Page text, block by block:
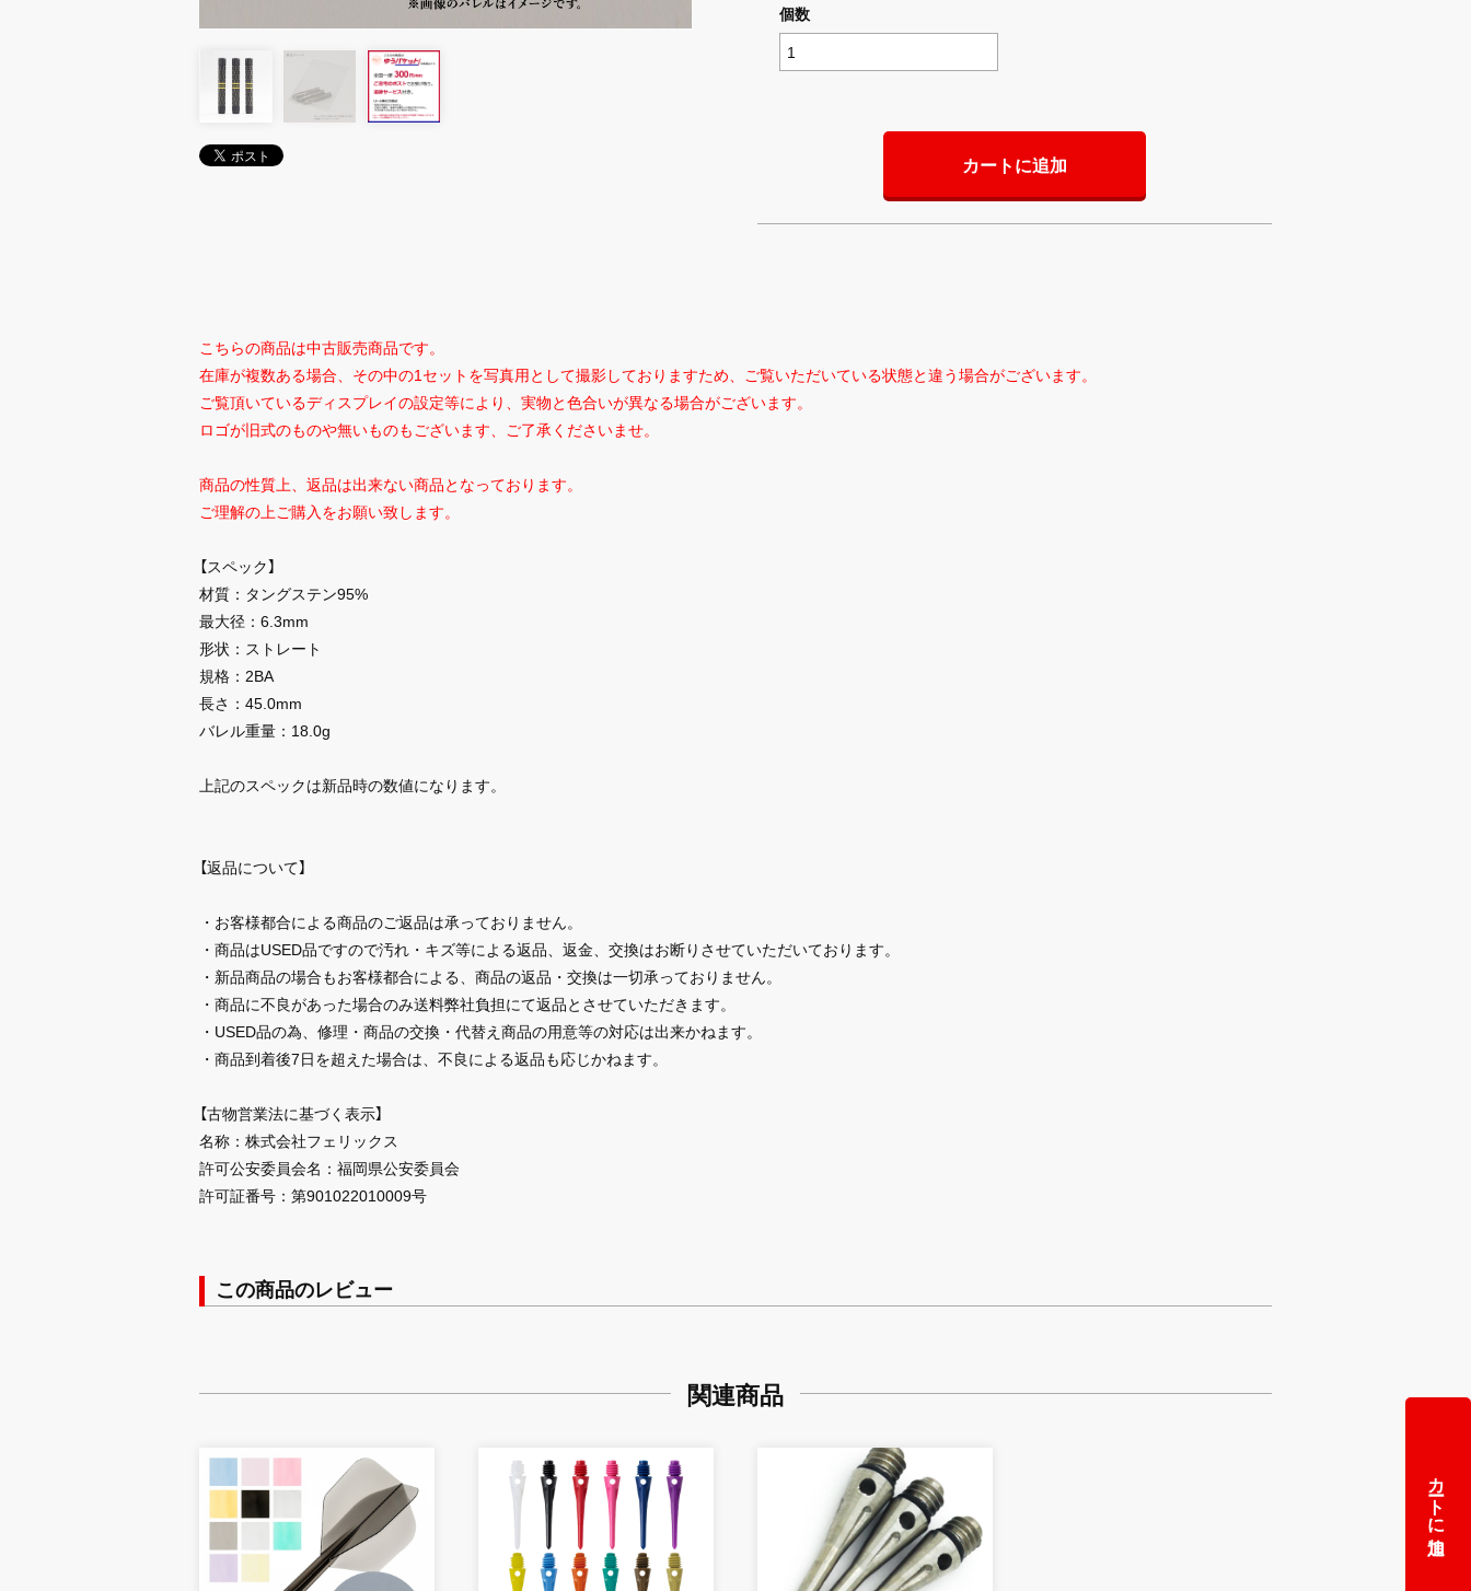
カートに追加
個数
カートに追加
こちらの商品は中古販売商品です。
在庫が複数ある場合、その中の1セットを写真用として撮影しておりますため、ご覧いただいている状態と違う場合がございます。
ご覧頂いているディスプレイの設定等により、実物と色合いが異なる場合がございます。
ロゴが旧式のものや無いものもございます、ご了承くださいませ。
商品の性質上、返品は出来ない商品となっております。
ご理解の上ご購入をお願い致します。
【スペック】
材質：タングステン95%
最大径：6.3mm
形状：ストレート
規格：2BA
長さ：45.0mm
バレル重量：18.0g
上記のスペックは新品時の数値になります。
【返品について】
・お客様都合による商品のご返品は承っておりません。
・商品はUSED品ですので汚れ・キズ等による返品、返金、交換はお断りさせていただいております。
・新品商品の場合もお客様都合による、商品の返品・交換は一切承っておりません。
・商品に不良があった場合のみ送料弊社負担にて返品とさせていただきます。
・USED品の為、修理・商品の交換・代替え商品の用意等の対応は出来かねます。
・商品到着後7日を超えた場合は、不良による返品も応じかねます。
【古物営業法に基づく表示】
名称：株式会社フェリックス
許可公安委員会名：福岡県公安委員会
許可証番号：第901022010009号
この商品のレビュー
関連商品